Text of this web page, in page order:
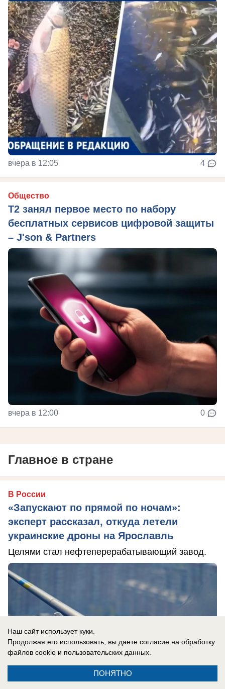
вчера в 12:05 4
Общество
Т2 занял первое место по набору
бесплатных сервисов цифровой защиты
– J'son & Partners
вчера в 12:00 0
Главное в стране
В России
«Запускают по прямой по ночам»:
эксперт рассказал, откуда летели
украинские дроны на Ярославль
Целями стал нефтеперерабатывающий завод.
Наш сайт использует куки.
Продолжая его использовать, вы даете согласие на обработку
файлов cookie и пользовательских данных.
ПОНЯТНО